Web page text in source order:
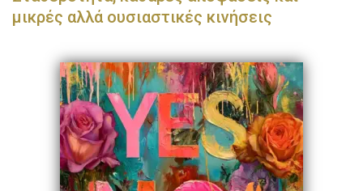
μικρές αλλά ουσιαστικές κινήσεις